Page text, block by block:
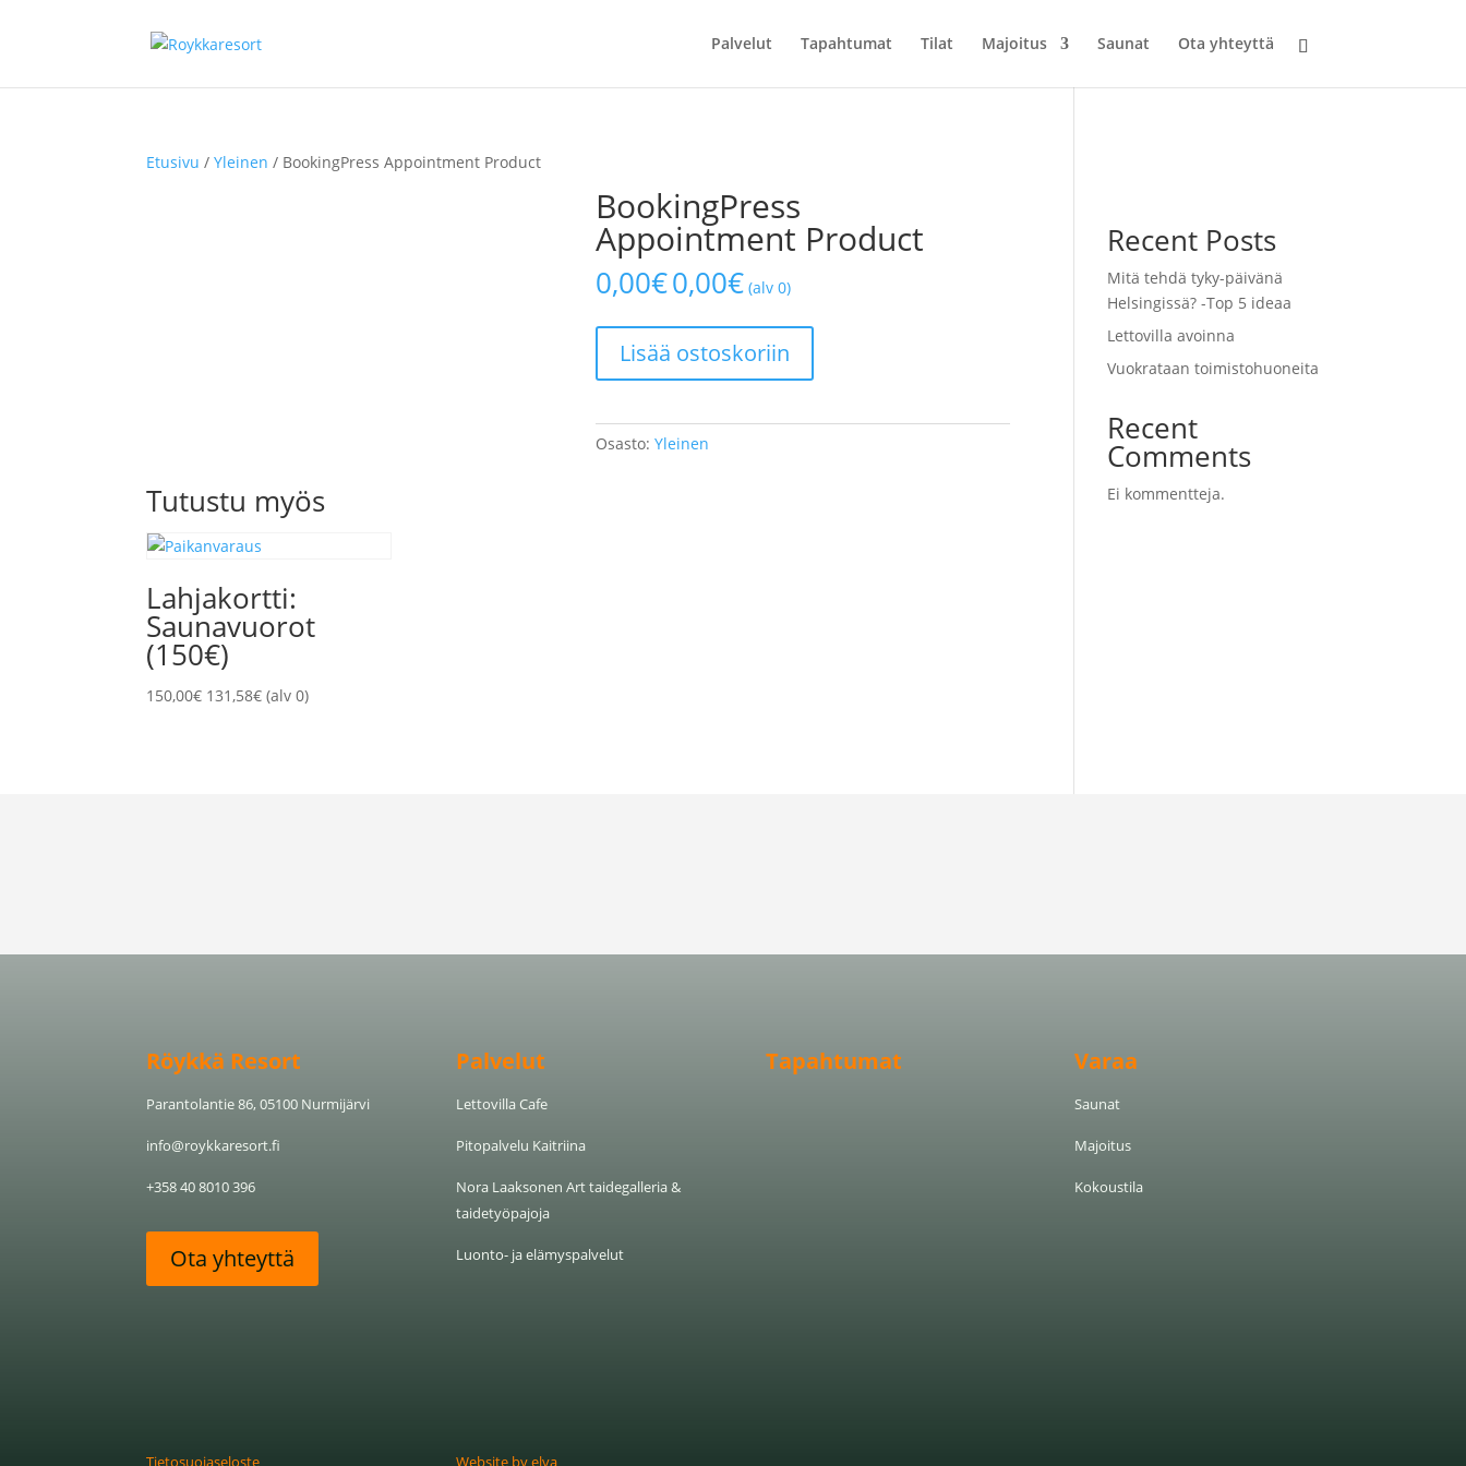
Palvelut Tapahtumat Tilat Majoitus Saunat Ota yhteyttä
Etusivu /Yleinen / BookingPress Appointment Product
BookingPress
Appointment Product
0,00€0,00€ (alv 0)
Appointment
Product
Lisää ostoskoriin
Osasto:Yleinen
Tutustu myös
Lahjakortti:
Saunavuorot
(150€)
150,00€ 131,58€ (alv 0)
Recent Posts
Mitä tehdä tyky-päivänä
Helsingissä? -Top 5 ideaa
Lettovilla avoinna
Vuokrataan toimistohuoneita
Recent
Comments
Ei kommentteja.
Röykkä Resort
Parantolantie 86, 05100 Nurmijärvi
info@roykkaresort.fi
+358 40 8010 396
Ota yhteyttä
Palvelut
Lettovilla Cafe
Pitopalvelu Kaitriina
Nora Laaksonen Art taide­galleria &
taide­työ­pajoja
Luonto- ja elämyspalvelut
Tapahtumat Varaa
Saunat
Majoitus
Kokoustila
Tietosuojaseloste Website by elva